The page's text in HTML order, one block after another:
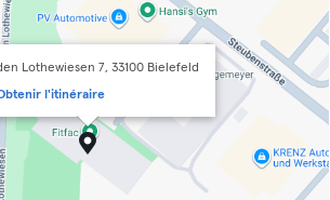
Lothewiesen 7, 33100 Bielefeld
l'itinéraire